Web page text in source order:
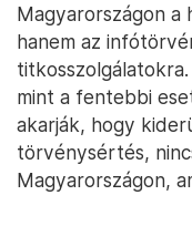
Magyarországon a
hanem az
mint a fentebbi
akarják, hogy
törvénysértés,
Magyarországon,